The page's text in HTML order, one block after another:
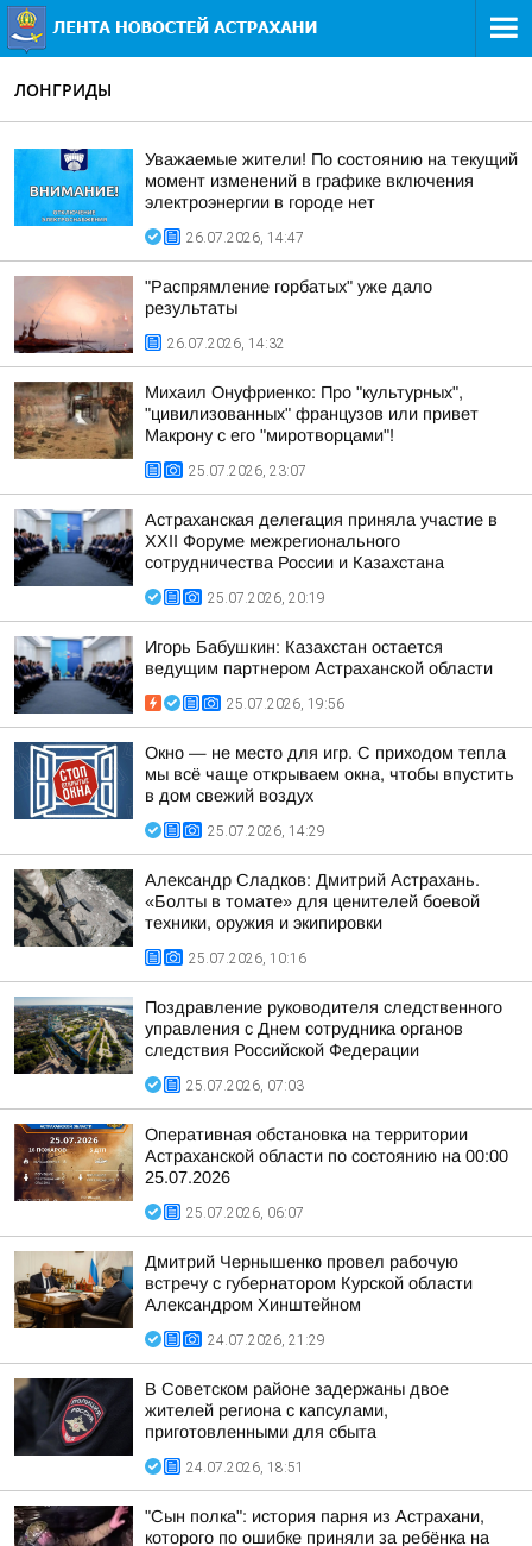
ЛОНГРИДЫ
Уважаемые жители! По состоянию на текущий
момент изменений в графике включения
электроэнергии в городе нет
26.07.2026, 14:47
"Распрямление горбатых" уже дало
результаты
26.07.2026, 14:32
Михаил Онуфриенко: Про "культурных",
"цивилизованных" французов или привет
Макрону с его "миротворцами"!
25.07.2026, 23:07
Астраханская делегация приняла участие в
XXII Форуме межрегионального
сотрудничества России и Казахстана
25.07.2026, 20:19
Игорь Бабушкин: Казахстан остается
ведущим партнером Астраханской области
25.07.2026, 19:56
Окно — не место для игр. С приходом тепла
мы всё чаще открываем окна, чтобы впустить
в дом свежий воздух
25.07.2026, 14:29
Александр Сладков: Дмитрий Астрахань.
«Болты в томате» для ценителей боевой
техники, оружия и экипировки
25.07.2026, 10:16
Поздравление руководителя следственного
управления с Днем сотрудника органов
следствия Российской Федерации
25.07.2026, 07:03
Оперативная обстановка на территории
Астраханской области по состоянию на 00:00
25.07.2026
25.07.2026, 06:07
Дмитрий Чернышенко провел рабочую
встречу с губернатором Курской области
Александром Хинштейном
24.07.2026, 21:29
В Советском районе задержаны двое
жителей региона с капсулами,
приготовленными для сбыта
24.07.2026, 18:51
"Сын полка": история парня из Астрахани,
которого по ошибке приняли за ребёнка на